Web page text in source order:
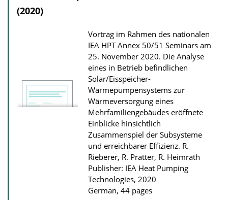
D
o
w
n
l
o
a
d
s
(2020)
Vortrag im Rahmen des nationalen
IEA HPT Annex 50/51 Seminars am
25. November 2020. Die Analyse
eines in Betrieb befindlichen
Solar/Eisspeicher-
Wärmepumpensystems zur
Wärmeversorgung eines
Mehrfamiliengebäudes eröffnete
Einblicke hinsichtlich
Zusammenspiel der Subsysteme
und erreichbarer Effizienz. R.
Rieberer, R. Pratter, R. Heimrath
Publisher: IEA Heat Pumping
Technologies, 2020
German, 44 pages